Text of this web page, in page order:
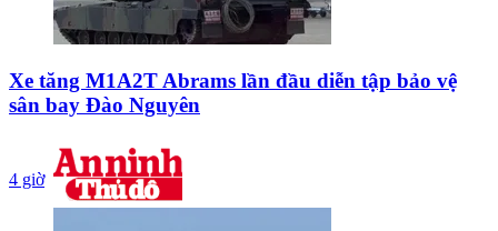
Xe tăng M1A2T Abrams lần đầu diễn tập bảo vệ
sân bay Đào Nguyên
4 giờ